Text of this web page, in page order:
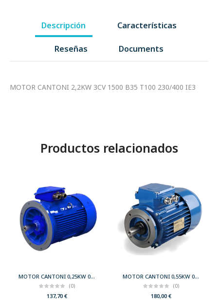
Descripción Características
Reseñas Documents
MOTOR CANTONI 2,2KW 3CV 1500 B35 T100 230/400 IE3
Productos relacionados
MOTOR CANTONI 0,25KW 0,33CV 3000 B5 T63 230/400 IE2
(0)
137,70€
MOTOR CANTONI 0,55KW 0,75CV 3000 B14 T71 230/400 IE2
(0)
180,00€